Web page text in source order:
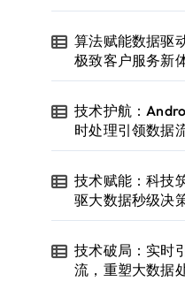
算法赋能数据驱
极致客户服务新
技术护航：
时处理引领数据
技术赋能：科技
驱大数据秒级决
技术破局：实时
流，重塑大数据